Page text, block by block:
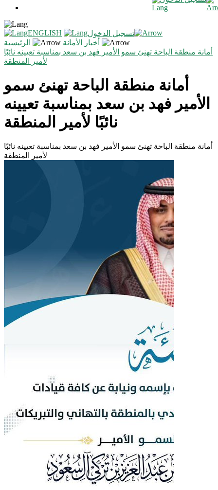
ENGLISH
تسجيل الدخول
الرئيسية
أخبار الأمانة
أمانة منطقة الباحة تهنئ سمو الأمير فهد بن سعد بمناسبة تعيينه نائبًا
لأمير المنطقة
أمانة منطقة الباحة تهنئ سمو
الأمير فهد بن سعد بمناسبة تعيينه
نائبًا لأمير المنطقة
أمانة منطقة الباحة تهنئ سمو الأمير فهد بن سعد بمناسبة تعيينه نائبًا
لأمير المنطقة